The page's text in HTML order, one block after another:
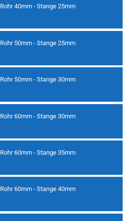
Rohr 40mm - Stange 25mm
Rohr 50mm - Stange 25mm
Rohr 50mm - Stange 30mm
Rohr 60mm - Stange 30mm
Rohr 60mm - Stange 35mm
Rohr 60mm - Stange 40mm